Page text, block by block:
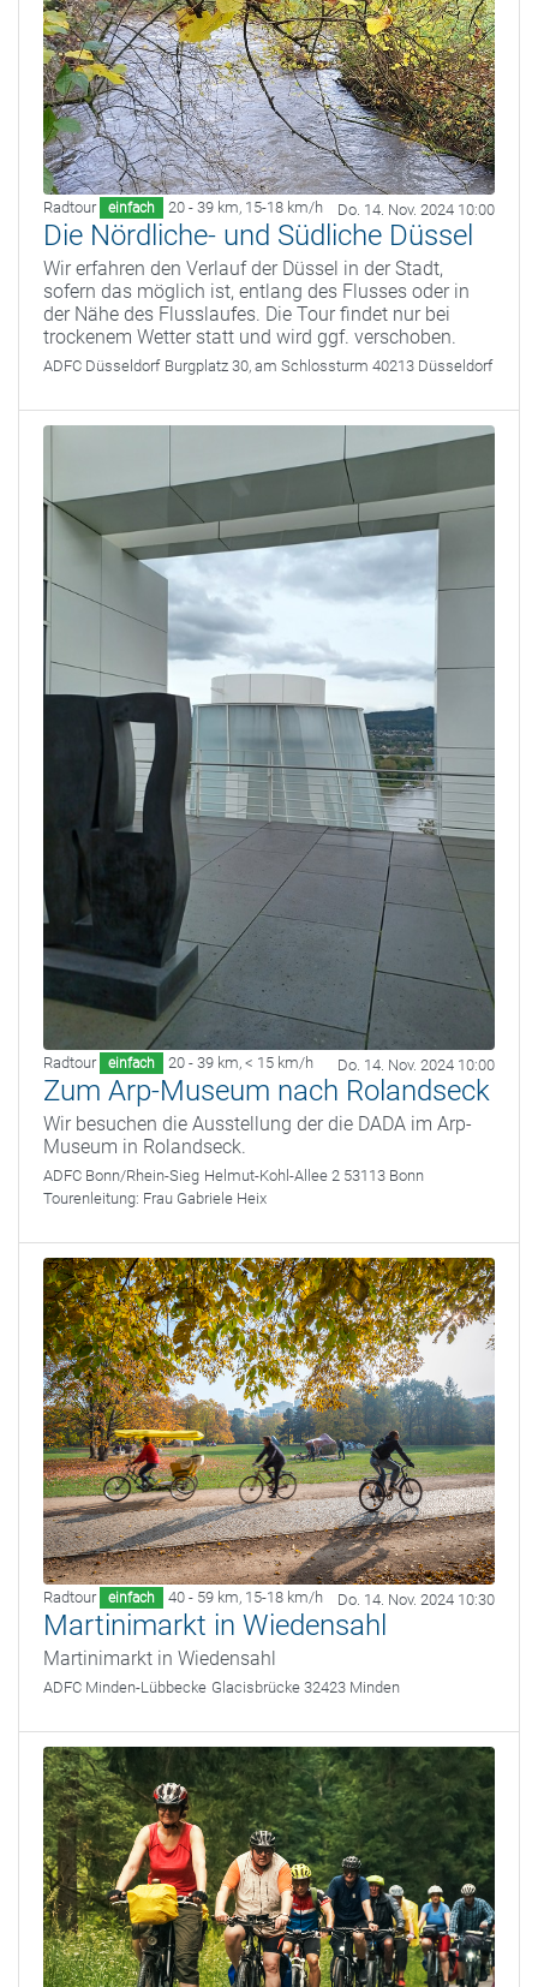
Radtour einfach 20 - 39 km, 15-18 km/h Do. 14. Nov. 2024 10:00
Die Nördliche- und Südliche Düssel
Wir erfahren den Verlauf der Düssel in der Stadt,
sofern das möglich ist, entlang des Flusses oder in
der Nähe des Flusslaufes. Die Tour findet nur bei
trockenem Wetter statt und wird ggf. verschoben.
ADFC Düsseldorf Burgplatz 30, am Schlossturm 40213 Düsseldorf
Radtour einfach 20 - 39 km, < 15 km/h Do. 14. Nov. 2024 10:00
Zum Arp-Museum nach Rolandseck
Wir besuchen die Ausstellung der die DADA im Arp-
Museum in Rolandseck.
ADFC Bonn/Rhein-Sieg Helmut-Kohl-Allee 2 53113 Bonn
Tourenleitung: Frau Gabriele Heix
Radtour einfach 40 - 59 km, 15-18 km/h Do. 14. Nov. 2024 10:30
Martinimarkt in Wiedensahl
Martinimarkt in Wiedensahl
ADFC Minden-Lübbecke Glacisbrücke 32423 Minden